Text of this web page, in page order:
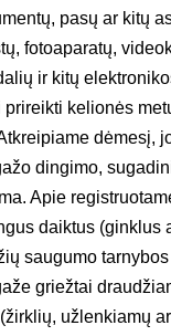
pasų ar kitų
fotoaparatų,
ir kitų
kelionės
dėmesį,
dingimo,
Apie
daiktus (ginklus
saugumo
griežtai
užlenkiamų